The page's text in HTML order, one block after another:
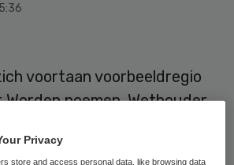
voortaan voorbeeldregio
Worden noemen. Wethouder
namens veertien
Privacy
store and access personal data, like browsing data